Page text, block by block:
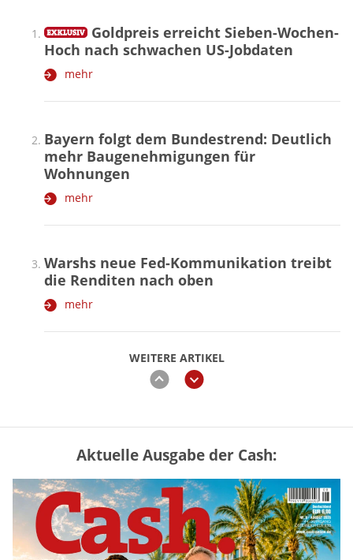
WEITERE ARTIKEL
zurückweiter
Goldpreis erreicht Sieben-Wochen-
Hoch nach schwachen US-Jobdaten
mehr
Bayern folgt dem Bundestrend: Deutlich
mehr Baugenehmigungen für
Wohnungen
mehr
Warshs neue Fed-Kommunikation treibt
die Renditen nach oben
mehr
Vermieter-Zutritt: Wann Mieter
die Wohnung öffnen müssen
mehr
Aktuelle Ausgabe der Cash: